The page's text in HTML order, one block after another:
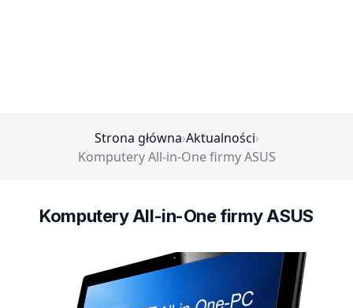
Strona główna›Aktualności›
Komputery All-in-One firmy ASUS
Komputery All-in-One firmy ASUS